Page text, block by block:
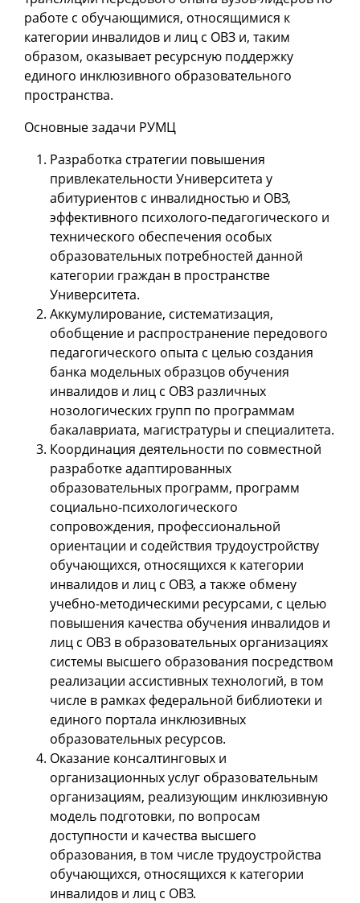
работе с обучающимися, относящимися к
категории инвалидов и лиц с ОВЗ и, таким
образом, оказывает ресурсную поддержку
единого инклюзивного образовательного
пространства.
Основные задачи РУМЦ
Разработка стратегии повышения
привлекательности Университета у
абитуриентов с инвалидностью и ОВЗ,
эффективного психолого-педагогического и
технического обеспечения особых
образовательных потребностей данной
категории граждан в пространстве
Университета.
Аккумулирование, систематизация,
обобщение и распространение передового
педагогического опыта с целью создания
банка модельных образцов обучения
инвалидов и лиц с ОВЗ различных
нозологических групп по программам
бакалавриата, магистратуры и специалитета.
Координация деятельности по совместной
разработке адаптированных
образовательных программ, программ
социально-психологического
сопровождения, профессиональной
ориентации и содействия трудоустройству
обучающихся, относящихся к категории
инвалидов и лиц с ОВЗ, а также обмену
учебно-методическими ресурсами, с целью
повышения качества обучения инвалидов и
лиц с ОВЗ в образовательных организациях
системы высшего образования посредством
реализации ассистивных технологий, в том
числе в рамках федеральной библиотеки и
единого портала инклюзивных
образовательных ресурсов.
Оказание консалтинговых и
организационных услуг образовательным
организациям, реализующим инклюзивную
модель подготовки, по вопросам
доступности и качества высшего
образования, в том числе трудоустройства
обучающихся, относящихся к категории
инвалидов и лиц с ОВЗ.